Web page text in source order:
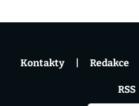
Kontakty Redakce
RSS